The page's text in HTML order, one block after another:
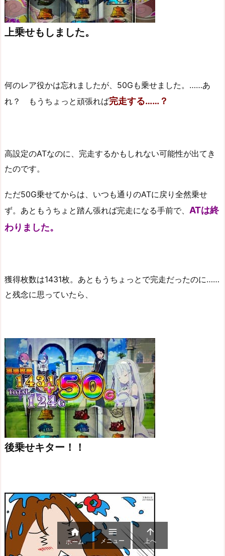
上乗せもしました。
何のレア役かは忘れましたが、50Gも乗せました。……あ
れ？ もうちょっと頑張れば完走する……？
高設定のATなのに、完走するかもしれない可能性が出てき
たのです。
ただ50G乗せてからは、いつも通りのATに戻り全然乗せ
ず。あともうちょと踏ん張れば完走になる手前で、 ATは終
わりました。
獲得枚数は1431枚。あともうちょっとで完走だったのに……
と残念に思っていたら、
後乗せキター！！

ホーム

メニュー

上へ